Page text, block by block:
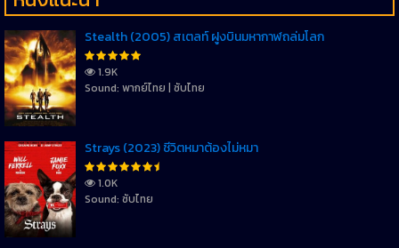
Stealth (2005) สเตลท์ ฝูงบินมหากาฬถล่มโลก
1.9K
Sound: พากย์ไทย | ซับไทย
Strays (2023) ชีวิตหมาต้องไม่หมา
1.0K
Sound: ซับไทย